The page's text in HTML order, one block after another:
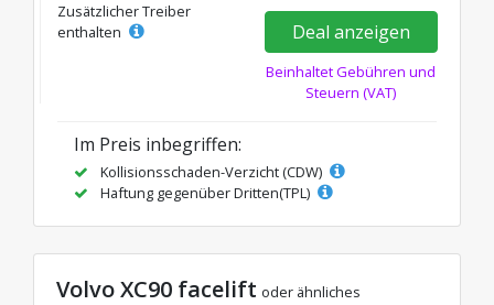
Zusätzlicher Treiber
enthalten
Deal anzeigen
Beinhaltet Gebühren und
Steuern (VAT)
Im Preis inbegriffen:
Kollisionsschaden-Verzicht (CDW)
Haftung gegenüber Dritten(TPL)
Volvo XC90 facelift oder ähnliches